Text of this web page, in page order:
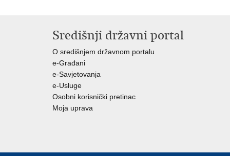
Središnji državni portal
O središnjem državnom portalu
e-Građani
e-Savjetovanja
e-Usluge
Osobni korisnički pretinac
Moja uprava